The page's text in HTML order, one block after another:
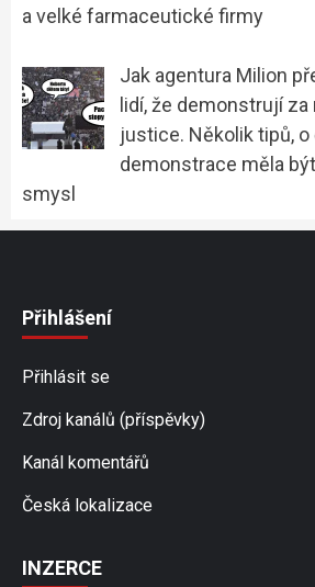
a velké farmaceutické firmy
Jak agentura Milion
lidí, že demonstrují
justice. Několik tipů, o
demonstrace měla
smysl
Přihlášení
Přihlásit se
Zdroj kanálů (příspěvky)
Kanál komentářů
Česká lokalizace
INZERCE